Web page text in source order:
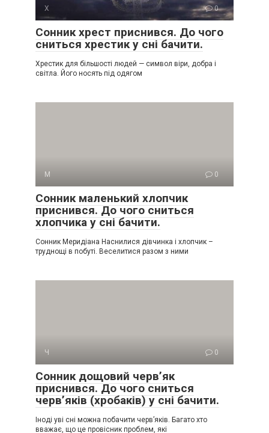
Х 0
Сонник хрест приснився. До чого
сниться хрестик у сні бачити.
Хрестик для більшості людей — символ віри, добра і
світла. Його носять під одягом
М 0
Сонник маленький хлопчик
приснився. До чого сниться
хлопчика у сні бачити.
Сонник Меридіана Наснилися дівчинка і хлопчик –
труднощі в побуті. Веселитися разом з ними
Ч 0
Сонник дощовий черв’як
приснився. До чого сниться
черв’яків (хробаків) у сні бачити.
Іноді уві сні можна побачити черв’яків. Багато хто
вважає, що це провісник проблем, які